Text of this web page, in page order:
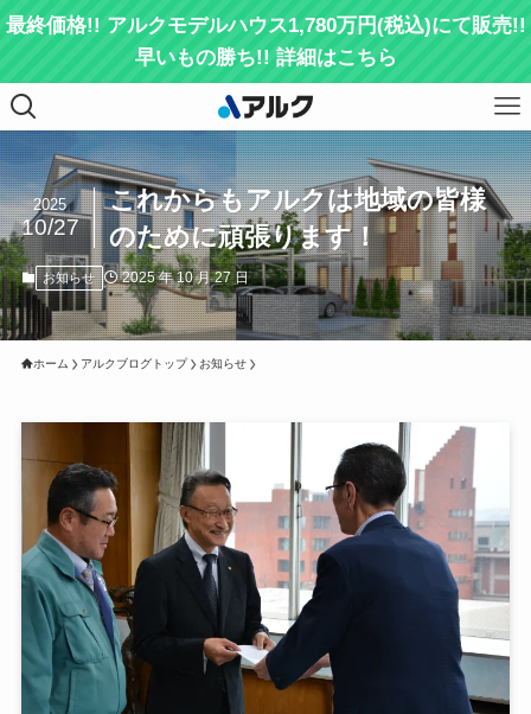
最終価格!! アルクモデルハウス1,780万円(税込)にて販売!!
早いもの勝ち!! 詳細はこちら
これからもアルクは地域の皆様
のために頑張ります！
2025
10/27
お知らせ 2025 年 10 月 27 日
ホーム アルクブログトップ お知らせ